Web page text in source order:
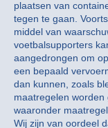
plaatsen van
tegen te gaan.
middel van
voetbalsupporters
aangedrongen om
een bepaald
dan kunnen, zoals
maatregelen worden
waaronder
Wij zijn van oordeel